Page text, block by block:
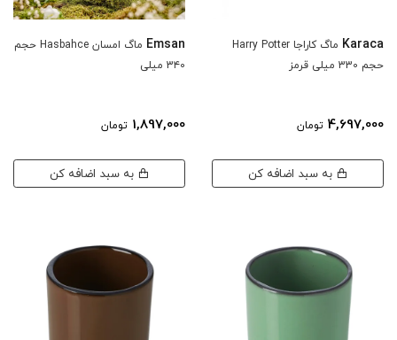
Karaca
ماگ کاراجا Harry Potter
حجم 330 میلی قرمز
4,697,000 تومان
Emsan
ماگ امسان Hasbahce حجم
3۴0 میلی
1,897,000 تومان